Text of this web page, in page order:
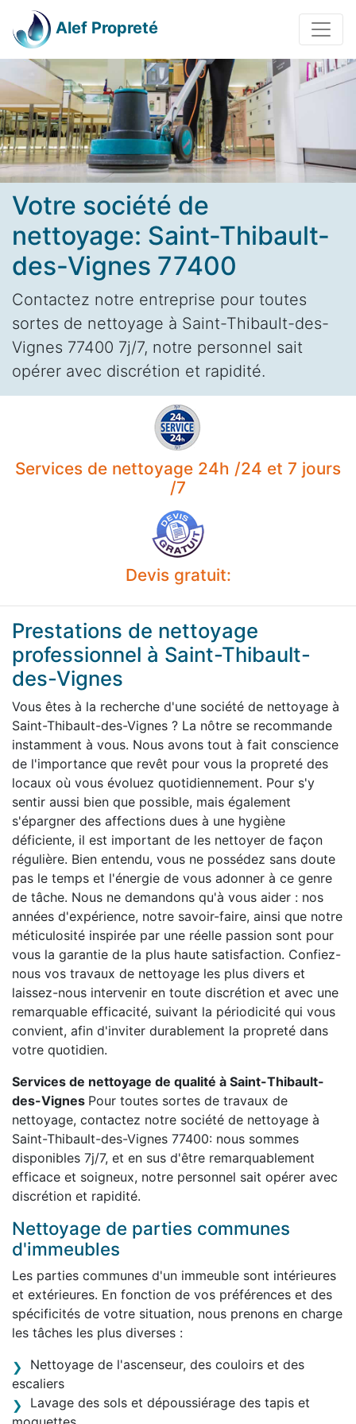
Alef Propreté
Votre société de
nettoyage: Saint-Thibault-
des-Vignes 77400
Contactez notre entreprise pour toutes
sortes de nettoyage à Saint-Thibault-des-
Vignes 77400 7j/7, notre personnel sait
opérer avec discrétion et rapidité.
Services de nettoyage 24h /24 et 7 jours
/7
Devis gratuit:
Prestations de nettoyage
professionnel à Saint-Thibault-
des-Vignes
Vous êtes à la recherche d'une société de nettoyage à
Saint-Thibault-des-Vignes ? La nôtre se recommande
instamment à vous. Nous avons tout à fait conscience
de l'importance que revêt pour vous la propreté des
locaux où vous évoluez quotidiennement. Pour s'y
sentir aussi bien que possible, mais également
s'épargner des affections dues à une hygiène
déficiente, il est important de les nettoyer de façon
régulière. Bien entendu, vous ne possédez sans doute
pas le temps et l'énergie de vous adonner à ce genre
de tâche. Nous ne demandons qu'à vous aider : nos
années d'expérience, notre savoir-faire, ainsi que notre
méticulosité inspirée par une réelle passion sont pour
vous la garantie de la plus haute satisfaction. Confiez-
nous vos travaux de nettoyage les plus divers et
laissez-nous intervenir en toute discrétion et avec une
remarquable efficacité, suivant la périodicité qui vous
convient, afin d'inviter durablement la propreté dans
votre quotidien.
Services de nettoyage de qualité à Saint-Thibault-
des-Vignes Pour toutes sortes de travaux de
nettoyage, contactez notre société de nettoyage à
Saint-Thibault-des-Vignes 77400: nous sommes
disponibles 7j/7, et en sus d'être remarquablement
efficace et soigneux, notre personnel sait opérer avec
discrétion et rapidité.
Nettoyage de parties communes
d'immeubles
Les parties communes d'un immeuble sont intérieures
et extérieures. En fonction de vos préférences et des
spécificités de votre situation, nous prenons en charge
les tâches les plus diverses :
Nettoyage de l'ascenseur, des couloirs et des
escaliers
Lavage des sols et dépoussiérage des tapis et